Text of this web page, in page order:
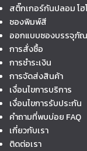
สติ๊กเกอร์กันปลอม โฮ
ซองพิมพ์สี
ออกแบบซองบรรจุภั
การสั่งซื้อ
การชำระเงิน
การจัดส่งสินค้า
เงื่อนไขการบริการ
เงื่อนไขการรับประกัน
คำถามที่พบบ่อย FAQ
เกี่ยวกับเรา
ติดต่อเรา